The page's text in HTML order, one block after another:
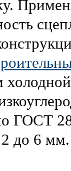
ГОСТ
до 6 мм.